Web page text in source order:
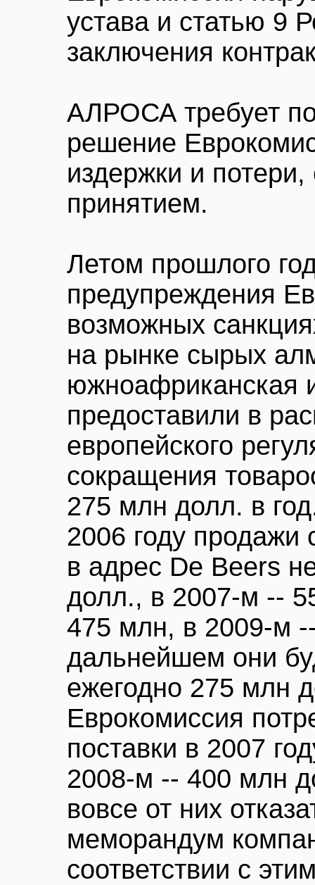
устава и статью 9
заключения
АЛРОСА требует
решение
издержки и
принятием.
Летом прошлого
предупреждения
возможных
на рынке сырых
южноафриканская
предоставили в
европейского
сокращения
275 млн долл. в
2006 году
в адрес De Beers
долл., в 2007-м --
475 млн, в 2009-м
дальнейшем они
ежегодно 275 млн
Еврокомиссия
поставки в 2007
2008-м -- 400 млн
вовсе от них
меморандум
соответствии с